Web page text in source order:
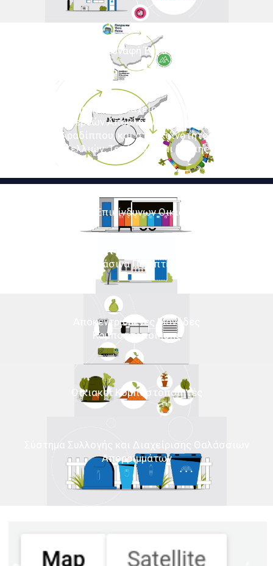
Συναφή Έργα
Ολοκληρωμένη Διαχείριση Δημοτικών
Στερεών Αποβλήτων στο Δήμο
Αραδίππου, και στις Κοινότητες
Κελλιών, Τρούλλων και Κόσιης
Κινητές Μονάδες Επικίνδυνων Οικιακών Αποβλήτων
Πράσινα Περίπτερα
Αποκεντρωμένες Μονάδες
Κομποστοποίησης
Οικιακοί Κομποστοποιητές
Σύστημα Συλλογής και Διαχείρισης Θαλάσσιων
Απορριμμάτων